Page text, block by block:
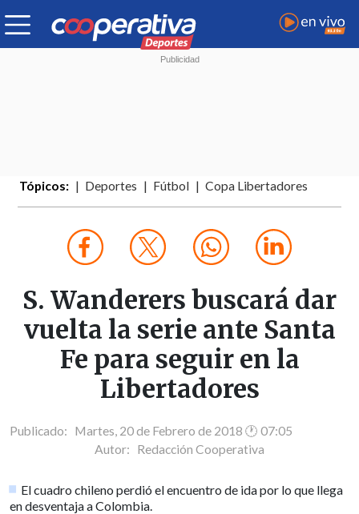
Tópicos: Deportes Fútbol Copa Libertadores
S. Wanderers buscará dar
vuelta la serie ante Santa
Fe para seguir en la
Libertadores
Publicado: Martes, 20 de Febrero de 2018 🕐 07:05
Autor: Redacción Cooperativa
El cuadro chileno perdió el encuentro de ida por lo que llega
en desventaja a Colombia.